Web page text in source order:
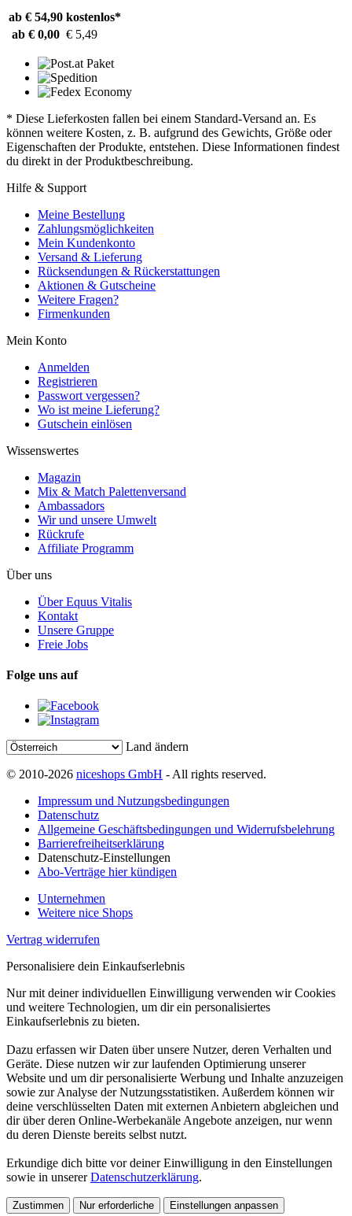
ab € 54,90 kostenlos*
ab € 0,00 € 5,49
* Diese Lieferkosten fallen bei einem Standard-Versand an. Es
können weitere Kosten, z. B. aufgrund des Gewichts, Größe oder
Eigenschaften der Produkte, entstehen. Diese Informationen findest
du direkt in der Produktbeschreibung.
Hilfe & Support
Meine Bestellung
Zahlungsmöglichkeiten
Mein Kundenkonto
Versand & Lieferung
Rücksendungen & Rückerstattungen
Aktionen & Gutscheine
Weitere Fragen?
Firmenkunden
Mein Konto
Anmelden
Registrieren
Passwort vergessen?
Wo ist meine Lieferung?
Gutschein einlösen
Wissenswertes
Magazin
Mix & Match Palettenversand
Ambassadors
Wir und unsere Umwelt
Rückrufe
Affiliate Programm
Über uns
Über Equus Vitalis
Kontakt
Unsere Gruppe
Freie Jobs
Folge uns auf
Land ändern
© 2010-2026 niceshops GmbH - All rights reserved.
Impressum und Nutzungsbedingungen
Datenschutz
Allgemeine Geschäftsbedingungen und Widerrufsbelehrung
Barrierefreiheitserklärung
Datenschutz-Einstellungen
Abo-Verträge hier kündigen
Unternehmen
Weitere nice Shops
Vertrag widerrufen
Personalisiere dein Einkaufserlebnis
Nur mit deiner individuellen Einwilligung verwenden wir Cookies
und weitere Technologien, um dir ein personalisiertes
Einkaufserlebnis zu bieten.
Dazu erfassen wir Daten über unsere Nutzer, deren Verhalten und
Geräte. Diese nutzen wir zur laufenden Optimierung unserer
Website und um dir personalisierte Werbung und Inhalte anzuzeigen
sowie zur Analyse der Nutzungsstatistiken. Außerdem können wir
deine verschlüsselten Daten mit externen Anbietern abgleichen und
dir über deren Online-Werbekanäle Angebote anzeigen, nur wenn
du deren Dienste bereits selbst nutzt.
Erkundige dich bitte vor deiner Einwilligung in den Einstellungen
sowie in unsererDatenschutzerklärung.
Zustimmen Nur erforderliche Einstellungen anpassen